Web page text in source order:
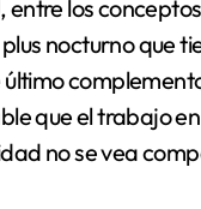
entre los
nocturno que
que el trabajo
no se vea